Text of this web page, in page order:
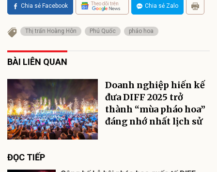
Chia sẻ Facebook Theo dõi trên Chia sẻ Zalo
Thị trấn Hoàng Hôn Phú Quốc pháo hoa
BÀI LIÊN QUAN
Doanh nghiệp hiến kế
đưa DIFF 2025 trở
thành “mùa pháo hoa”
đáng nhớ nhất lịch sử
ĐỌC TIẾP